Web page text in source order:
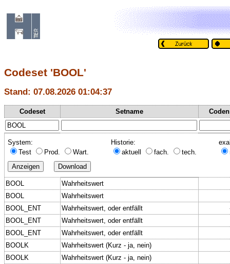
Codeset 'BOOL'
Stand: 07.08.2026 01:04:37
Codeset Setname
System:
Test
Prod. Wart.
Historie:
aktuell
fach. tech.
BOOL
Wahrheitswert
BOOL
Wahrheitswert
BOOL_ENT
Wahrheitswert, oder entfällt
BOOL_ENT
Wahrheitswert, oder entfällt
BOOL_ENT
Wahrheitswert, oder entfällt
BOOLK
Wahrheitswert (Kurz - ja, nein)
BOOLK
Wahrheitswert (Kurz - ja, nein)